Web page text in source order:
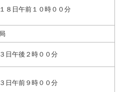
８日午前１０時００分
日午後２時００分
日午前９時００分